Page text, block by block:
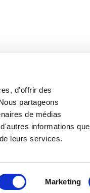
d'offrir des
partageons
de médias
informations que
leurs services.
Marketing